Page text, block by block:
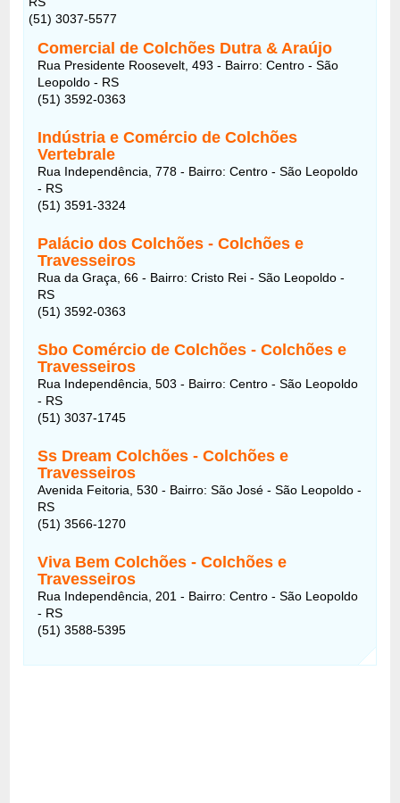
(51) 3037-5577
Comercial de Colchões Dutra & Araújo
Rua Presidente Roosevelt, 493 - Bairro: Centro - São
Leopoldo - RS
(51) 3592-0363
Indústria e Comércio de Colchões
Vertebrale
Rua Independência, 778 - Bairro: Centro - São Leopoldo
- RS
(51) 3591-3324
Palácio dos Colchões - Colchões e
Travesseiros
Rua da Graça, 66 - Bairro: Cristo Rei - São Leopoldo -
RS
(51) 3592-0363
Sbo Comércio de Colchões - Colchões e
Travesseiros
Rua Independência, 503 - Bairro: Centro - São Leopoldo
- RS
(51) 3037-1745
Ss Dream Colchões - Colchões e
Travesseiros
Avenida Feitoria, 530 - Bairro: São José - São Leopoldo -
RS
(51) 3566-1270
Viva Bem Colchões - Colchões e
Travesseiros
Rua Independência, 201 - Bairro: Centro - São Leopoldo
- RS
(51) 3588-5395